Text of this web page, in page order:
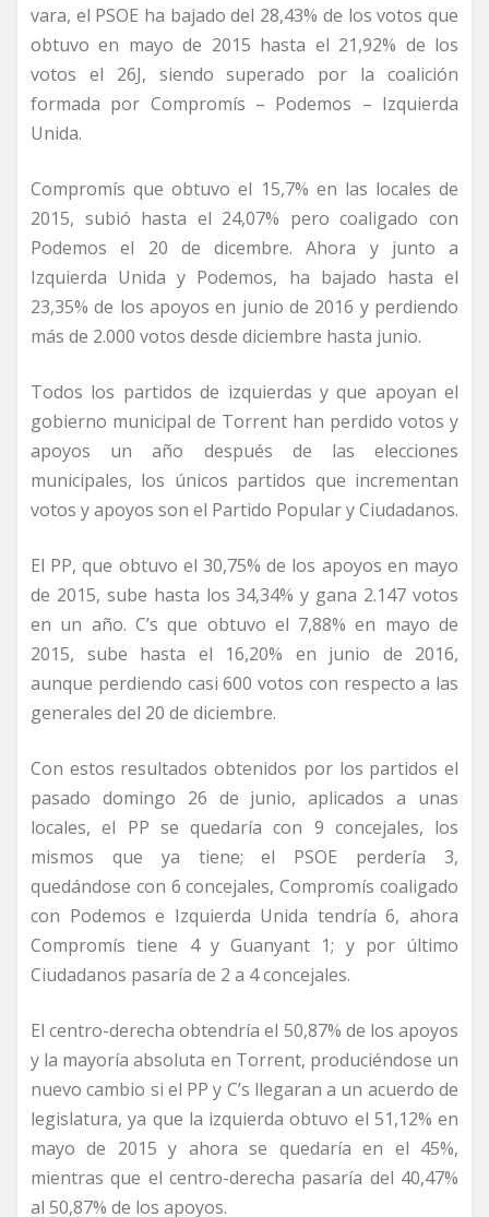
vara, el PSOE ha bajado del 28,43% de los votos que
obtuvo en mayo de 2015 hasta el 21,92% de los
votos el 26J, siendo superado por la coalición
formada por Compromís – Podemos – Izquierda
Unida.
Compromís que obtuvo el 15,7% en las locales de
2015, subió hasta el 24,07% pero coaligado con
Podemos el 20 de dicembre. Ahora y junto a
Izquierda Unida y Podemos, ha bajado hasta el
23,35% de los apoyos en junio de 2016 y perdiendo
más de 2.000 votos desde diciembre hasta junio.
Todos los partidos de izquierdas y que apoyan el
gobierno municipal de Torrent han perdido votos y
apoyos un año después de las elecciones
municipales, los únicos partidos que incrementan
votos y apoyos son el Partido Popular y Ciudadanos.
El PP, que obtuvo el 30,75% de los apoyos en mayo
de 2015, sube hasta los 34,34% y gana 2.147 votos
en un año. C’s que obtuvo el 7,88% en mayo de
2015, sube hasta el 16,20% en junio de 2016,
aunque perdiendo casi 600 votos con respecto a las
generales del 20 de diciembre.
Con estos resultados obtenidos por los partidos el
pasado domingo 26 de junio, aplicados a unas
locales, el PP se quedaría con 9 concejales, los
mismos que ya tiene; el PSOE perdería 3,
quedándose con 6 concejales, Compromís coaligado
con Podemos e Izquierda Unida tendría 6, ahora
Compromís tiene 4 y Guanyant 1; y por último
Ciudadanos pasaría de 2 a 4 concejales.
El centro-derecha obtendría el 50,87% de los apoyos
y la mayoría absoluta en Torrent, produciéndose un
nuevo cambio si el PP y C’s llegaran a un acuerdo de
legislatura, ya que la izquierda obtuvo el 51,12% en
mayo de 2015 y ahora se quedaría en el 45%,
mientras que el centro-derecha pasaría del 40,47%
al 50,87% de los apoyos.